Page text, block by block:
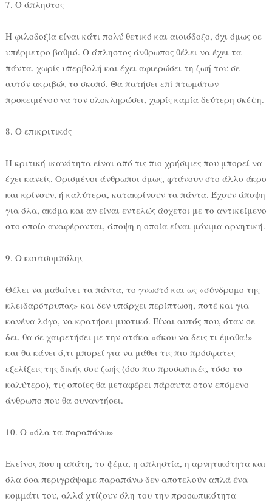
7. Ο άπληστος
Η φιλοδοξία είναι κάτι πολύ θετικό και αισιόδοξο, όχι όμως σε
υπέρμετρο βαθμό. Ο άπληστος άνθρωπος θέλει να έχει τα
πάντα, χωρίς υπερβολή και έχει αφιερώσει τη ζωή του σε
αυτόν ακριβώς το σκοπό. Θα πατήσει επί πτωμάτων
προκειμένου να τον ολοκληρώσει, χωρίς καμία δεύτερη σκέψη.
8. Ο επικριτικός
Η κριτική ικανότητα είναι από τις πιο χρήσιμες που μπορεί να
έχει κανείς. Ορισμένοι άνθρωποι όμως, φτάνουν στο άλλο άκρο
και κρίνουν, ή καλύτερα, κατακρίνουν τα πάντα. Έχουν άποψη
για όλα, ακόμα και αν είναι εντελώς άσχετοι με το αντικείμενο
στο οποίο αναφέρονται, άποψη η οποία είναι μόνιμα αρνητική.
9. Ο κουτσομπόλης
Θέλει να μαθαίνει τα πάντα, το γνωστό και ως «σύνδρομο της
κλειδαρότρυπας» και δεν υπάρχει περίπτωση, ποτέ και για
κανένα λόγο, να κρατήσει μυστικό. Είναι αυτός που, όταν σε
δει, θα σε χαιρετήσει με την ατάκα «άκου να δεις τι έμαθα!»
και θα κάνει ό,τι μπορεί για να μάθει τις πιο πρόσφατες
εξελίξεις της δικής σου ζωής (όσο πιο προσωπικές, τόσο το
καλύτερο), τις οποίες θα μεταφέρει πάραυτα στον επόμενο
άνθρωπο που θα συναντήσει.
10. Ο «όλα τα παραπάνω»
Εκείνος που η απάτη, το ψέμα, η απληστία, η αρνητικότητα και
όλα όσα περιγράψαμε παραπάνω δεν αποτελούν απλά ένα
κομμάτι του, αλλά χτίζουν όλη του την προσωπικότητα